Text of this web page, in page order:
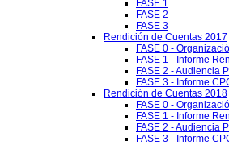
FASE 1
FASE 2
FASE 3
Rendición de Cuentas 2017
FASE 0 -
FASE 1 - Informe
FASE 2 - Audiencia
FASE 3 - Informe
Rendición de Cuentas 2018
FASE 0 -
FASE 1 - Informe
FASE 2 - Audiencia
FASE 3 - Informe